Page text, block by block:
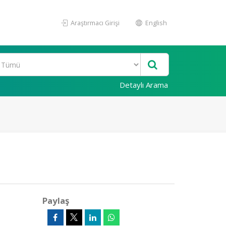
Araştırmacı Girişi English
Detaylı Arama
Paylaş